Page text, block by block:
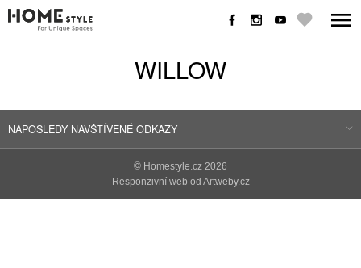
WILLOW
NAPOSLEDY NAVŠTÍVENÉ ODKAZY
© Homestyle.cz 2026
Responzivní web od Artweby.cz